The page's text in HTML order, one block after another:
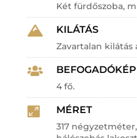
Két fürdőszoba,
 KILÁTÁS
Zavartalan kilátás

4 fő.
 MÉRET
317